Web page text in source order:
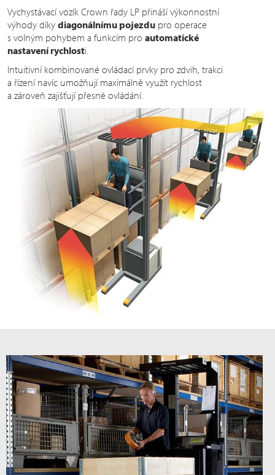
Vychystávací vozík Crown řady LP přináší výkonnostní
výhody díky diagonálnímu pojezdu pro operace
s volným pohybem a funkcím pro automatické
nastavení rychlosti.
Intuitivní kombinované ovládací prvky pro zdvih, trakci
a řízení navíc umožňují maximálně využít rychlost
a zároveň zajišťují přesné ovládání.